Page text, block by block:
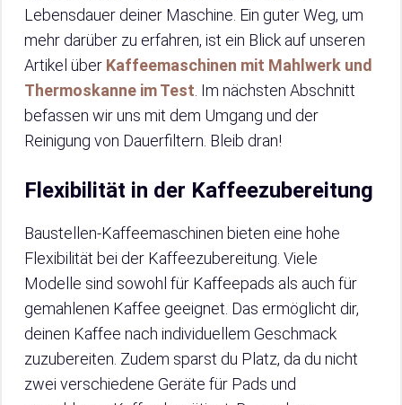
Lebensdauer deiner Maschine. Ein guter Weg, um
mehr darüber zu erfahren, ist ein Blick auf unseren
Artikel über Kaffeemaschinen mit Mahlwerk und
Thermoskanne im Test . Im nächsten Abschnitt
befassen wir uns mit dem Umgang und der
Reinigung von Dauerfiltern. Bleib dran!
Flexibilität in der Kaffeezubereitung
Baustellen-Kaffeemaschinen bieten eine hohe
Flexibilität bei der Kaffeezubereitung. Viele
Modelle sind sowohl für Kaffeepads als auch für
gemahlenen Kaffee geeignet. Das ermöglicht dir,
deinen Kaffee nach individuellem Geschmack
zuzubereiten. Zudem sparst du Platz, da du nicht
zwei verschiedene Geräte für Pads und